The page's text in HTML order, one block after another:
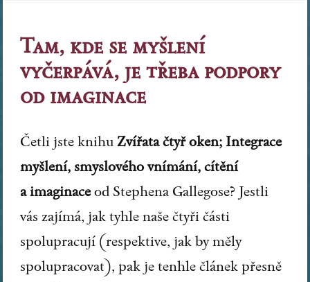
Tam, kde se myšlení
vyčerpává, je třeba podpory
od imaginace
Četli jste knihu Zvířata čtyř oken; Integrace
myšlení, smyslového vnímání, cítění
a imaginaceod Stephena Gallegose? Jestli
vás zajímá, jak tyhle naše čtyři části
spolupracují (respektive, jak by měly
spolupracovat), pak je tenhle článek přesně